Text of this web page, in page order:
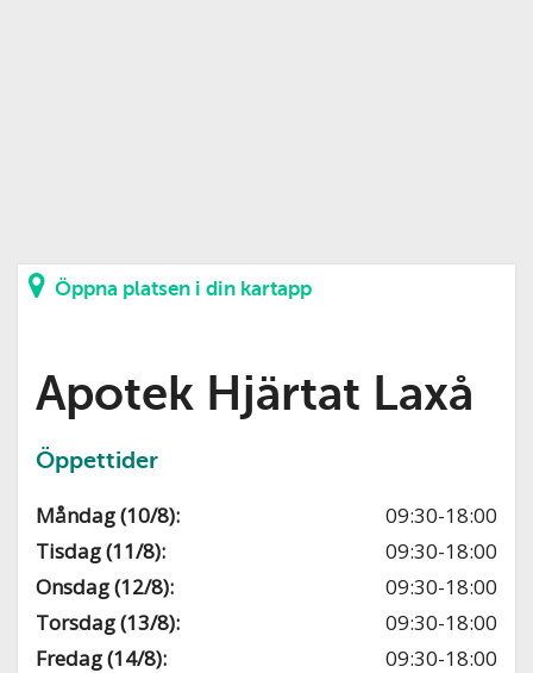
Öppna platsen i din kartapp
Apotek Hjärtat Laxå
Öppettider
Måndag (10/8):
09:30-18:00
Tisdag (11/8):
09:30-18:00
Onsdag (12/8):
09:30-18:00
Torsdag (13/8):
09:30-18:00
Fredag (14/8):
09:30-18:00